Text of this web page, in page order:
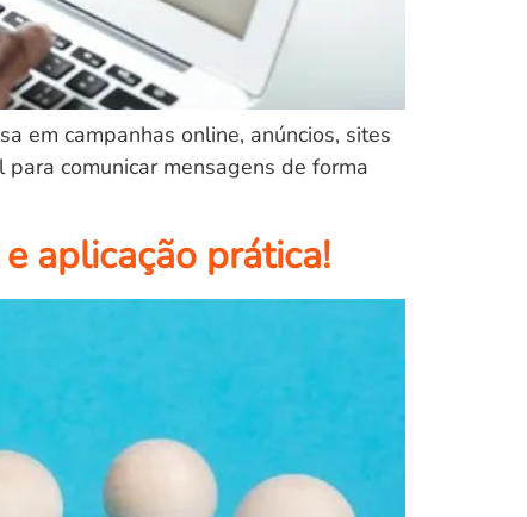
em campanhas online, anúncios, sites
comunicar mensagens de forma
aplicação prática!